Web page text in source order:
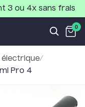
3 ou 4x sans frais
0
/
Pro 4